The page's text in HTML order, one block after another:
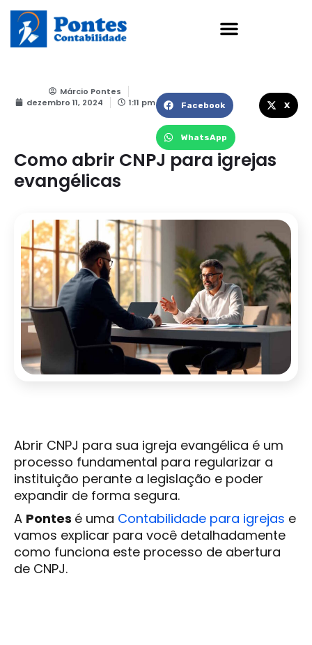
para
Márcio Pontes
dezembro 11, 2024
1:11 pm Facebook X
WhatsApp
Como abrir CNPJ para igrejas
evangélicas
Abrir CNPJ para sua igreja evangélica é um
processo fundamental para regularizar a
instituição perante a legislação e poder
expandir de forma segura.
A Pontes é uma Contabilidade para igrejas e
vamos explicar para você detalhadamente
como funciona este processo de abertura
de CNPJ.